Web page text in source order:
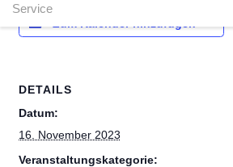
Service
DETAILS
Datum:
16. November 2023
Veranstaltungskategorie: